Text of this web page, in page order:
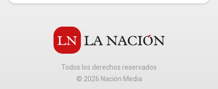
Todos los derechos reservados
© 2026 Nación Media